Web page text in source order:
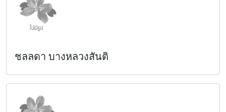
ชลลดา บางหลวงสันติ